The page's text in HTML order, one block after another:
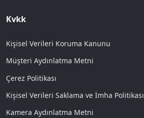
Kvkk
Kişisel Verileri Koruma Kanunu
Müşteri Aydınlatma Metni
Çerez Politikası
Kişisel Verileri Saklama ve İmha Politikası
Kamera Aydınlatma Metni